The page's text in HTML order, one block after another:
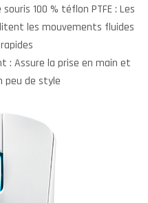
100 % téflon PTFE : Les
les mouvements fluides
: Assure la prise en main et
peu de style